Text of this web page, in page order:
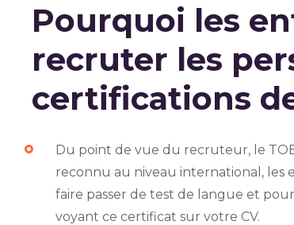
Pourquoi les
recruter les
certifications
Du point de vue du recruteur, le
reconnu au niveau international, les
faire passer de test de langue et
voyant ce certificat sur votre CV.